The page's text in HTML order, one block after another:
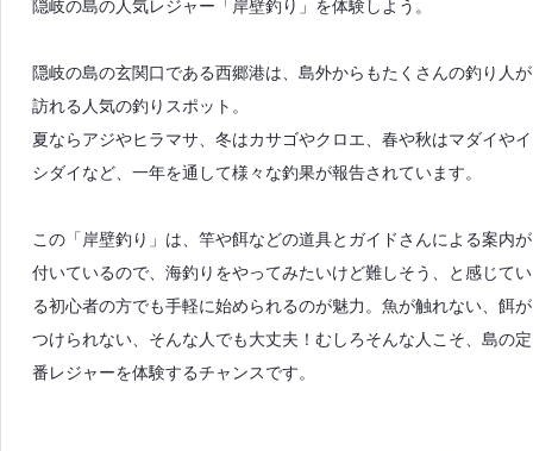
隠岐の島の人気レジャー「岸壁釣り」を体験しよう。
隠岐の島の玄関口である西郷港は、島外からもたくさんの釣り人が
訪れる人気の釣りスポット。
夏ならアジやヒラマサ、冬はカサゴやクロエ、春や秋はマダイやイ
シダイなど、一年を通して様々な釣果が報告されています。
この「岸壁釣り」は、竿や餌などの道具とガイドさんによる案内が
付いているので、海釣りをやってみたいけど難しそう、と感じてい
る初心者の方でも手軽に始められるのが魅力。魚が触れない、餌が
つけられない、そんな人でも大丈夫！むしろそんな人こそ、島の定
番レジャーを体験するチャンスです。